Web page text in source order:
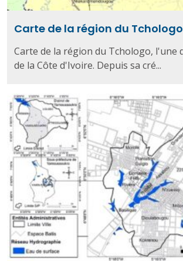
Carte de la région du Tchologo
Carte de la région du Tchologo, l'une
de la Côte d'Ivoire. Depuis sa cré...